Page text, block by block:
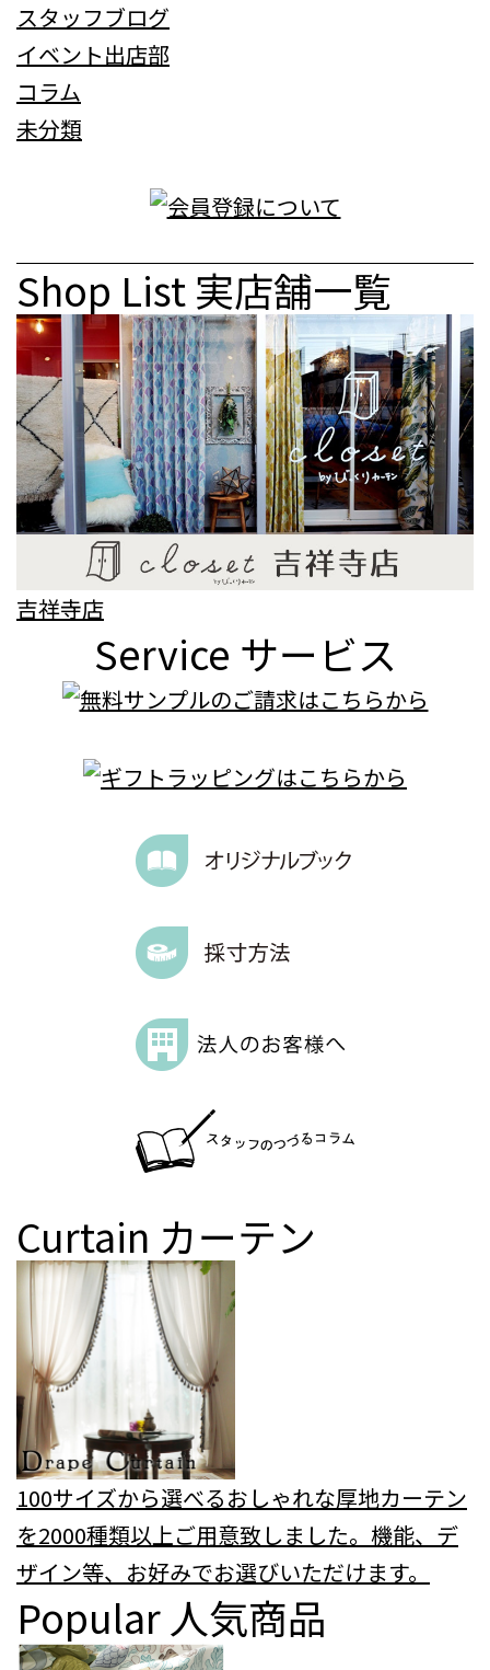
スタッフブログ
イベント出店部
コラム
未分類
Shop List実店舗一覧
吉祥寺店
Service サービス
Curtain カーテン
100サイズから選べるおしゃれな厚地カーテン
を2000種類以上ご用意致しました。機能、デ
ザイン等、お好みでお選びいただけます。
Popular 人気商品